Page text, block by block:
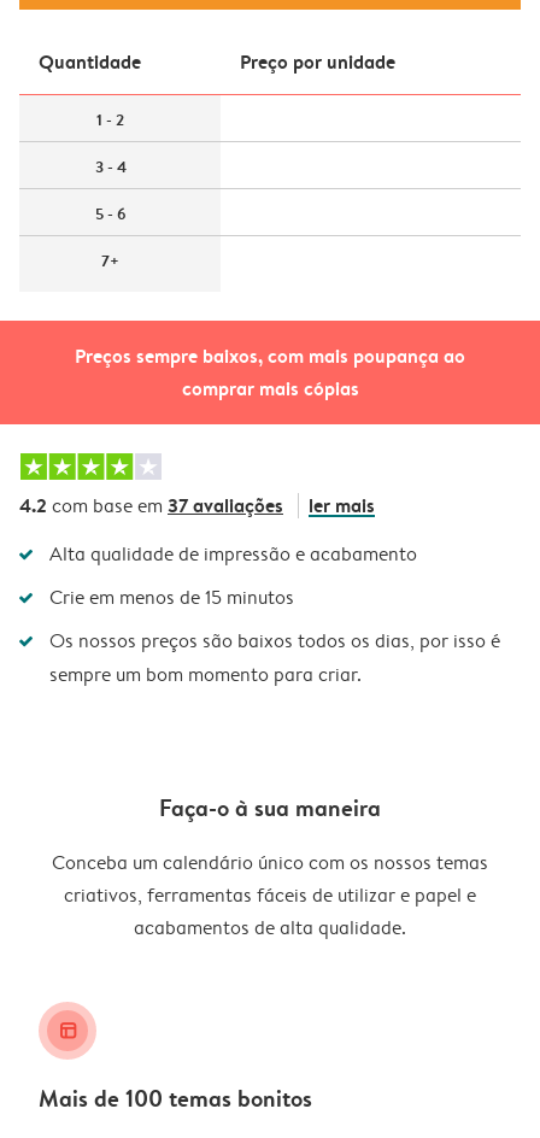
Preços sempre baixos, com mais poupança ao
comprar mais cópias
Quantidade Preço por unidade
1 - 2
3 - 4
5 - 6
7+
4.2 com base em 37 avaliações ler mais
Alta qualidade de impressão e acabamento
Crie em menos de 15 minutos
Os nossos preços são baixos todos os dias, por isso é
sempre um bom momento para criar.
Faça-o à sua maneira
Conceba um calendário único com os nossos temas
criativos, ferramentas fáceis de utilizar e papel e
acabamentos de alta qualidade.
layout_alt
Mais de 100 temas bonitos